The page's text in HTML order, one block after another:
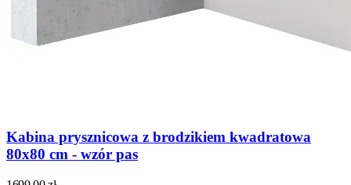
Kabina prysznicowa z brodzikiem kwadratowa
80x80 cm - wzór pas